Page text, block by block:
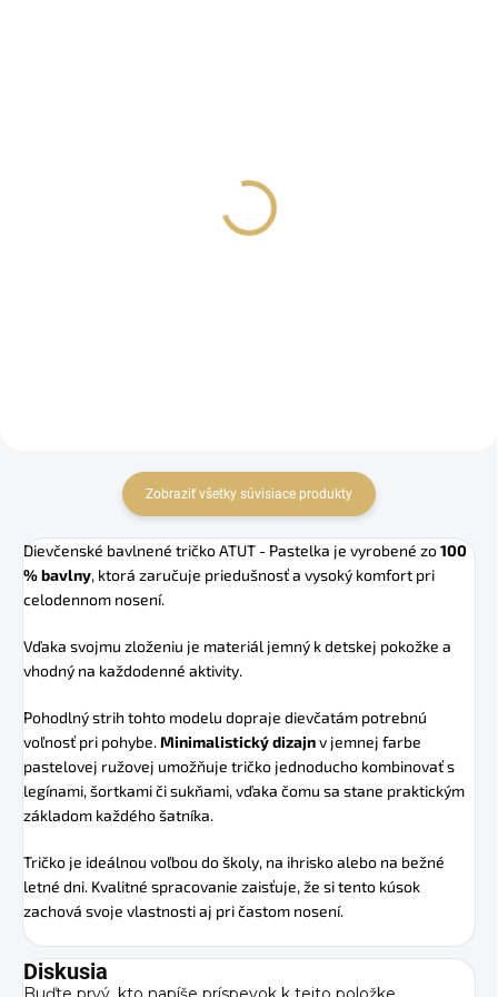
kraťasy a šortky ADORE -
Zobraziť všetky súvisiace produkty
Dievčenské bavlnené tričko ATUT - Pastelka je vyrobené zo100
% bavlny, ktorá zaručuje priedušnosť a vysoký komfort pri
celodennom nosení.
Vďaka svojmu zloženiu je materiál jemný k detskej pokožke a
vhodný na každodenné aktivity.
Pohodlný strih tohto modelu dopraje dievčatám potrebnú
voľnosť pri pohybe.Minimalistický dizajnv jemnej farbe
pastelovej ružovej umožňuje tričko jednoducho kombinovať s
legínami, šortkami či sukňami, vďaka čomu sa stane praktickým
základom každého šatníka.
Tričko je ideálnou voľbou do školy, na ihrisko alebo na bežné
letné dni. Kvalitné spracovanie zaisťuje, že si tento kúsok
zachová svoje vlastnosti aj pri častom nosení.
Diskusia